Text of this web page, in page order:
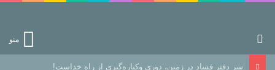
منو
رهایی از زندانِ اوهام